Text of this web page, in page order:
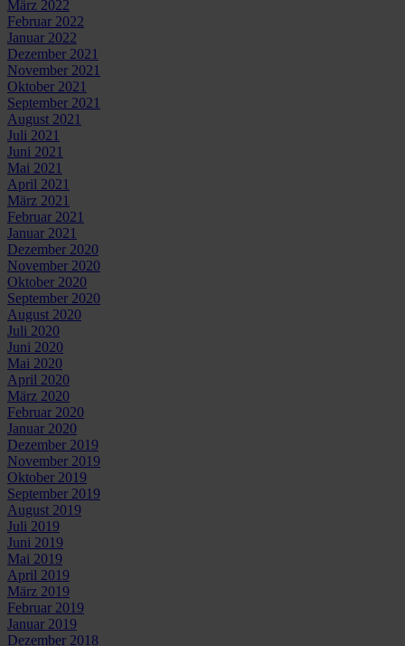
März 2022
Februar 2022
Januar 2022
Dezember 2021
November 2021
Oktober 2021
September 2021
August 2021
Juli 2021
Juni 2021
Mai 2021
April 2021
März 2021
Februar 2021
Januar 2021
Dezember 2020
November 2020
Oktober 2020
September 2020
August 2020
Juli 2020
Juni 2020
Mai 2020
April 2020
März 2020
Februar 2020
Januar 2020
Dezember 2019
November 2019
Oktober 2019
September 2019
August 2019
Juli 2019
Juni 2019
Mai 2019
April 2019
März 2019
Februar 2019
Januar 2019
Dezember 2018